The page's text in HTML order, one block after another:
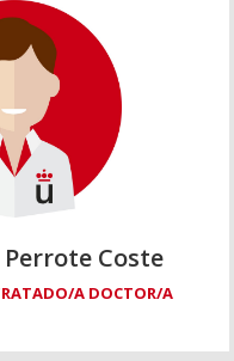
Coste
A DOCTOR/A